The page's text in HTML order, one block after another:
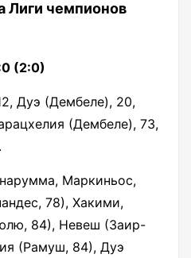
Лиги чемпионов
(2:0)
Дуэ (Дембеле), 20,
(Дембеле), 73,
Маркиньос,
78), Хакими,
84), Невеш (Заир-
(Рамуш, 84), Дуэ